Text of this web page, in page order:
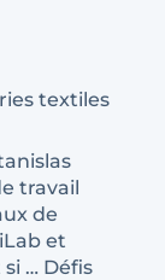
textiles
travail
de
et
… Défis